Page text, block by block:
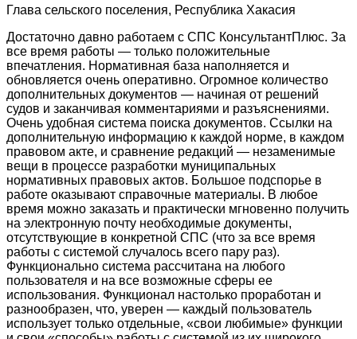
Глава сельского поселения, Республика Хакасия
Достаточно давно работаем с СПС КонсультантПлюс. За
все время работы — только положительные
впечатления. Нормативная база наполняется и
обновляется очень оперативно. Огромное количество
дополнительных документов — начиная от решений
судов и заканчивая комментариями и разъяснениями.
Очень удобная система поиска документов. Ссылки на
дополнительную информацию к каждой норме, в каждом
правовом акте, и сравнение редакций — незаменимые
вещи в процессе разработки муниципальных
нормативных правовых актов. Большое подспорье в
работе оказывают справочные материалы. В любое
время можно заказать и практически мгновенно получить
на электронную почту необходимые документы,
отсутствующие в конкретной СПС (что за все время
работы с системой случалось всего пару раз).
Функционально система рассчитана на любого
пользователя и на все возможные сферы ее
использования. Функционал настолько проработан и
разнообразен, что, уверен — каждый пользователь
использует только отдельные, «свои любимые» функции